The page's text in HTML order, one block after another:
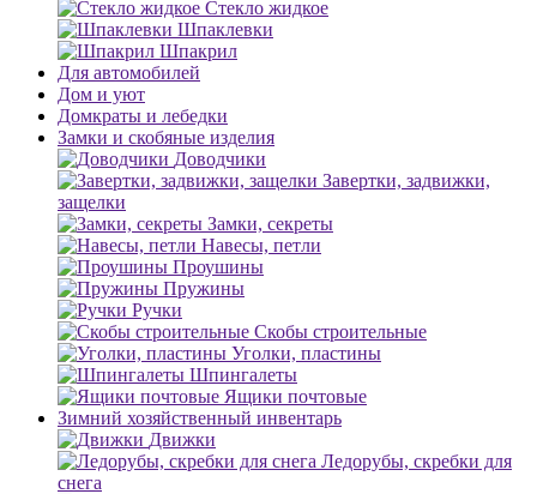
Стекло жидкое
Шпаклевки
Шпакрил
Для автомобилей
Дом и уют
Домкраты и лебедки
Замки и скобяные изделия
Доводчики
Завертки, задвижки,
защелки
Замки, секреты
Навесы, петли
Проушины
Пружины
Ручки
Скобы строительные
Уголки, пластины
Шпингалеты
Ящики почтовые
Зимний хозяйственный инвентарь
Движки
Ледорубы, скребки для
снега